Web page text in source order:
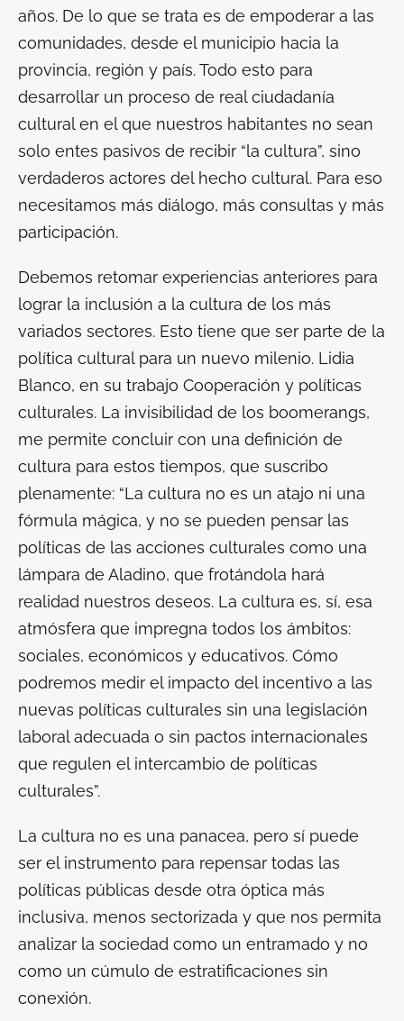
años. De lo que se trata es de empoderar a las
comunidades, desde el municipio hacia la
provincia, región y país. Todo esto para
desarrollar un proceso de real ciudadanía
cultural en el que nuestros habitantes no sean
solo entes pasivos de recibir “la cultura”, sino
verdaderos actores del hecho cultural. Para eso
necesitamos más diálogo, más consultas y más
participación.
Debemos retomar experiencias anteriores para
lograr la inclusión a la cultura de los más
variados sectores. Esto tiene que ser parte de la
política cultural para un nuevo milenio. Lidia
Blanco, en su trabajo Cooperación y políticas
culturales. La invisibilidad de los boomerangs,
me permite concluir con una definición de
cultura para estos tiempos, que suscribo
plenamente: “La cultura no es un atajo ni una
fórmula mágica, y no se pueden pensar las
políticas de las acciones culturales como una
lámpara de Aladino, que frotándola hará
realidad nuestros deseos. La cultura es, sí, esa
atmósfera que impregna todos los ámbitos:
sociales, económicos y educativos. Cómo
podremos medir el impacto del incentivo a las
nuevas políticas culturales sin una legislación
laboral adecuada o sin pactos internacionales
que regulen el intercambio de políticas
culturales”.
La cultura no es una panacea, pero sí puede
ser el instrumento para repensar todas las
políticas públicas desde otra óptica más
inclusiva, menos sectorizada y que nos permita
analizar la sociedad como un entramado y no
como un cúmulo de estratificaciones sin
conexión.